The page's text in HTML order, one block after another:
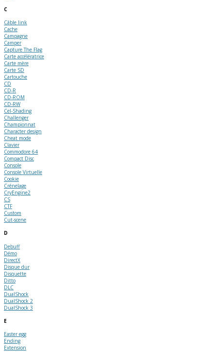
C
Câble link
Cache
Campagne
Camper
Capture The Flag
Carte accélératrice
Carte mère
Carte SD
Cartouche
CD
CD-R
CD-ROM
CD-RW
Cel-Shading
Challenger
Championnat
Character design
Cheat mode
Clavier
Commodore 64
Compact Disc
Console
Console Virtuelle
Cookie
Crénelage
CryEngine2
CS
CTF
Custom
Cut-scene
D
Debuff
Démo
DirectX
Disque dur
Disquette
Ditto
DLC
DualShock
DualShock 2
DualShock 3
E
Easter egg
Ending
Extension